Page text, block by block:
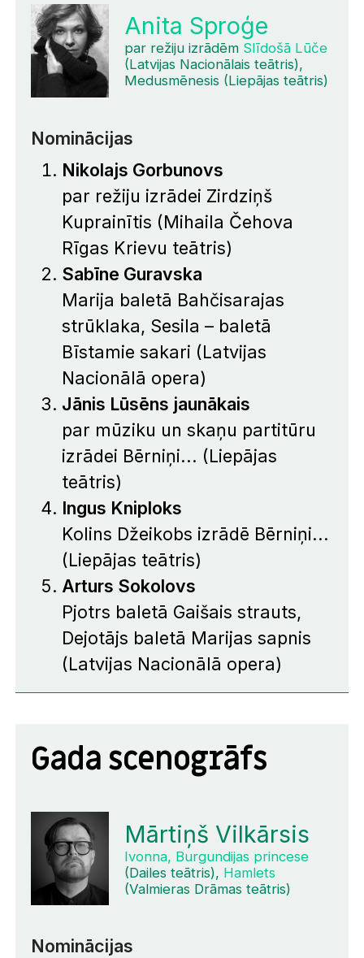
Anita Sproģe
par režiju izrādēm Slīdošā Lūče
(Latvijas Nacionālais teātris),
Medusmēnesis (Liepājas teātris)
Nominācijas
Nikolajs Gorbunovs
par režiju izrādei Zirdziņš
Kuprainītis (Mihaila Čehova
Rīgas Krievu teātris)
Sabīne Guravska
Marija baletā Bahčisarajas
strūklaka, Sesila – baletā
Bīstamie sakari (Latvijas
Nacionālā opera)
Jānis Lūsēns jaunākais
par mūziku un skaņu partitūru
izrādei Bērniņi... (Liepājas
teātris)
Ingus Kniploks
Kolins Džeikobs izrādē Bērniņi...
(Liepājas teātris)
Arturs Sokolovs
Pjotrs baletā Gaišais strauts,
Dejotājs baletā Marijas sapnis
(Latvijas Nacionālā opera)
Gada scenogrāfs
Mārtiņš Vilkārsis
Ivonna, Burgundijas princese
(Dailes teātris), Hamlets
(Valmieras Drāmas teātris)
Nominācijas